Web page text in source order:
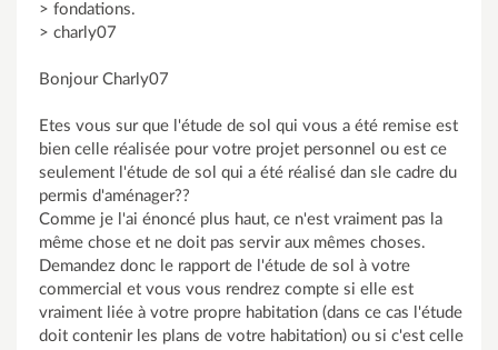
> fondations.
> charly07
Bonjour Charly07
Etes vous sur que l'étude de sol qui vous a été remise est
bien celle réalisée pour votre projet personnel ou est ce
seulement l'étude de sol qui a été réalisé dan sle cadre du
permis d'aménager??
Comme je l'ai énoncé plus haut, ce n'est vraiment pas la
même chose et ne doit pas servir aux mêmes choses.
Demandez donc le rapport de l'étude de sol à votre
commercial et vous vous rendrez compte si elle est
vraiment liée à votre propre habitation (dans ce cas l'étude
doit contenir les plans de votre habitation) ou si c'est celle